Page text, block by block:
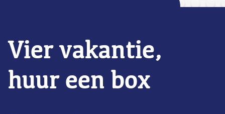
Vier vakantie,
huur een box